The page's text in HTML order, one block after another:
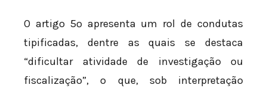
O artigo 5º apresenta um rol de condutas
tipificadas, dentre as quais se destaca
“dificultar atividade de investigação ou
fiscalização”, o que, sob interpretação